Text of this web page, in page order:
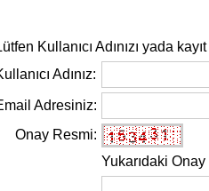
Kullanıcı Adınızı yada
Adınız:
Adresiniz:
Onay Resmi:
Yukarıdaki